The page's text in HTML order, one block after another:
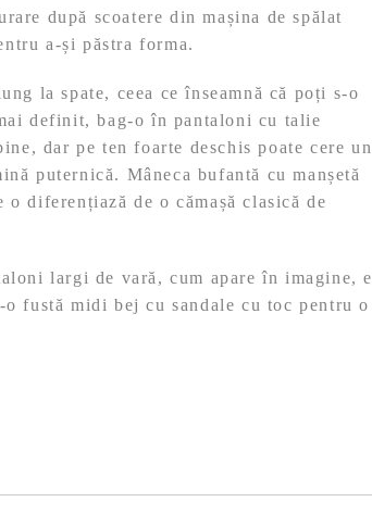
după scoatere din mașina de spălat
a-și păstra forma.
la spate, ceea ce înseamnă că poți s-o
definit, bag-o în pantaloni cu talie
dar pe ten foarte deschis poate cere un
puternică. Mâneca bufantă cu manșetă
diferențiază de o cămașă clasică de
largi de vară, cum apare în imagine, e
fustă midi bej cu sandale cu toc pentru o